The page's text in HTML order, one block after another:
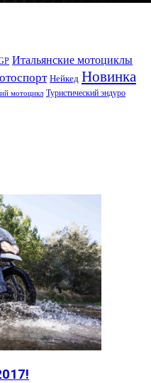
Итальянские мотоциклы
Нейкед Новинка
мотоцикл Туристический эндуро